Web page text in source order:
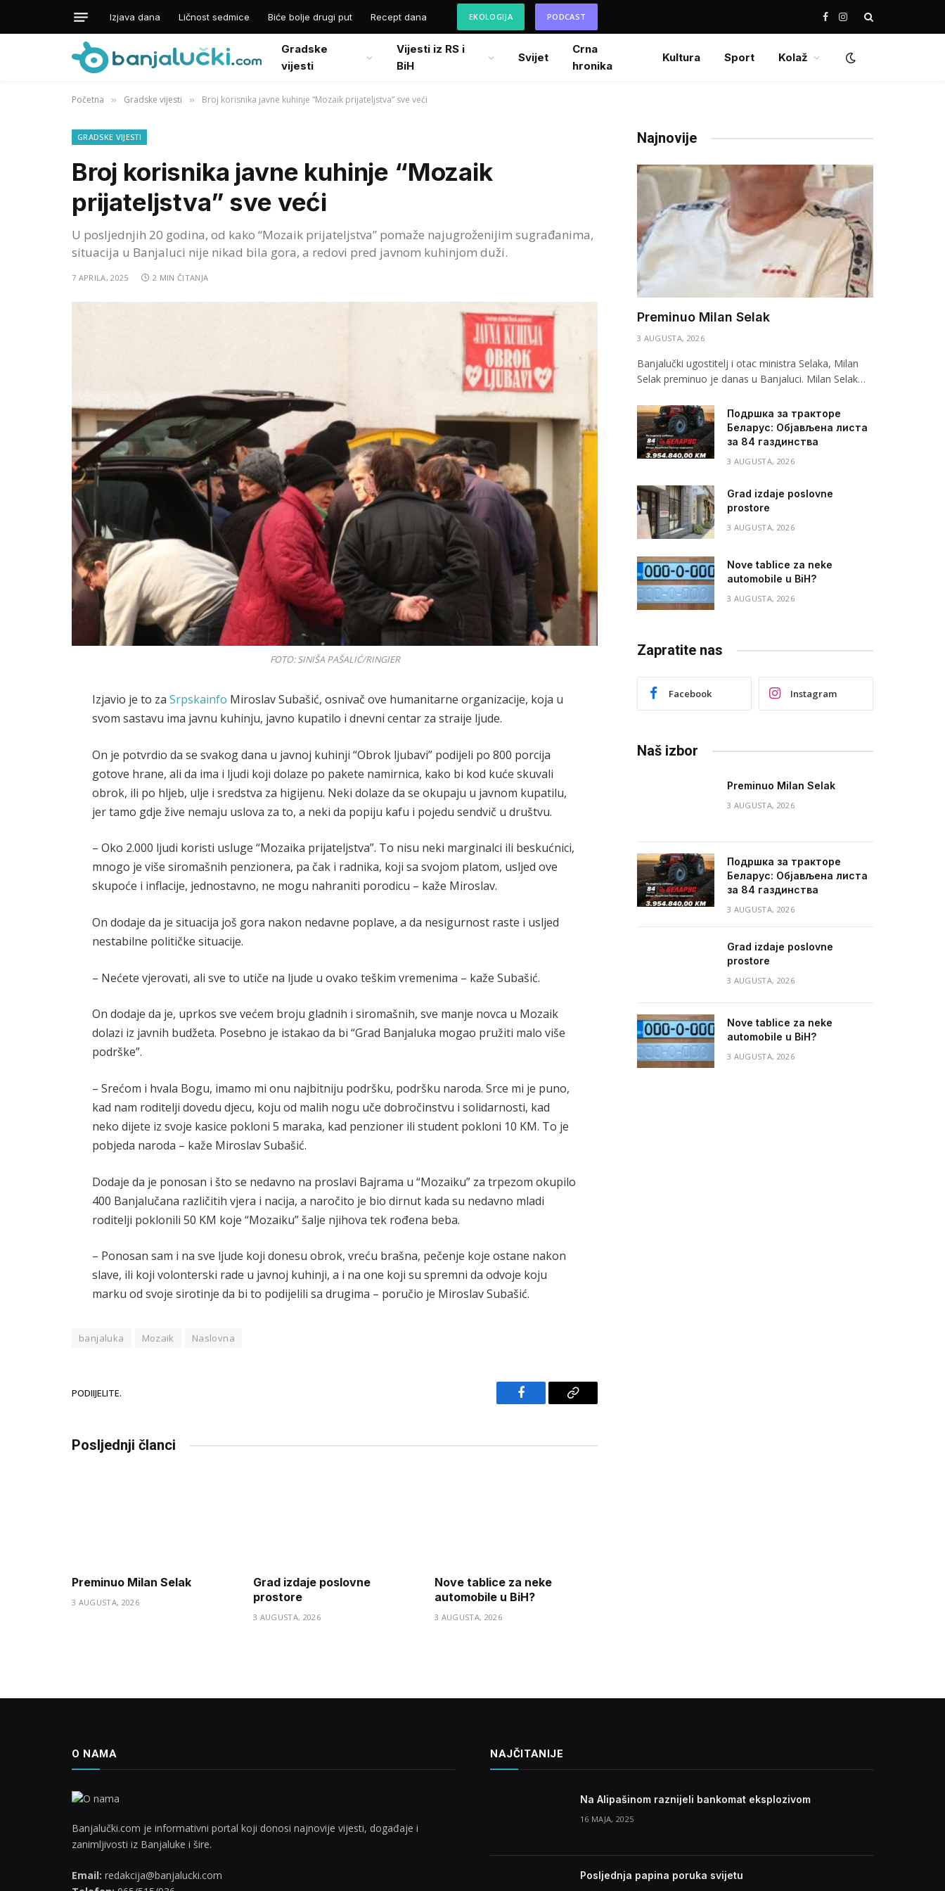
Izjava dana Ličnost sedmice Biće bolje drugi put Recept dana EKOLOGIJA PODCAST Facebook
Instagram
Gradske
vijesti
Vijesti iz RS i
BiH
Svijet
Crna
hronika
Kultura Sport Kolaž
Početna » Gradske vijesti » Broj korisnika javne kuhinje “Mozaik prijateljstva” sve veći
GRADSKE VIJESTI
Broj korisnika javne kuhinje “Mozaik
prijateljstva” sve veći
U posljednjih 20 godina, od kako “Mozaik prijateljstva” pomaže najugroženijim sugrađanima,
situacija u Banjaluci nije nikad bila gora, a redovi pred javnom kuhinjom duži.
7 APRILA, 2025 2 MIN ČITANJA
FOTO: SINIŠA PAŠALIĆ/RINGIER
Izjavio je to zaSrpskainfo Miroslav Subašić, osnivač ove humanitarne organizacije, koja u
svom sastavu ima javnu kuhinju, javno kupatilo i dnevni centar za straije ljude.
On je potvrdio da se svakog dana u javnoj kuhinji “Obrok ljubavi” podijeli po 800 porcija
gotove hrane, ali da ima i ljudi koji dolaze po pakete namirnica, kako bi kod kuće skuvali
obrok, ili po hljeb, ulje i sredstva za higijenu. Neki dolaze da se okupaju u javnom kupatilu,
jer tamo gdje žive nemaju uslova za to, a neki da popiju kafu i pojedu sendvič u društvu.
– Oko 2.000 ljudi koristi usluge “Mozaika prijateljstva”. To nisu neki marginalci ili beskućnici,
mnogo je više siromašnih penzionera, pa čak i radnika, koji sa svojom platom, usljed ove
skupoće i inflacije, jednostavno, ne mogu nahraniti porodicu – kaže Miroslav.
On dodaje da je situacija još gora nakon nedavne poplave, a da nesigurnost raste i usljed
nestabilne političke situacije.
– Nećete vjerovati, ali sve to utiče na ljude u ovako teškim vremenima – kaže Subašić.
On dodaje da je, uprkos sve većem broju gladnih i siromašnih, sve manje novca u Mozaik
dolazi iz javnih budžeta. Posebno je istakao da bi “Grad Banjaluka mogao pružiti malo više
podrške”.
– Srećom i hvala Bogu, imamo mi onu najbitniju podršku, podršku naroda. Srce mi je puno,
kad nam roditelji dovedu djecu, koju od malih nogu uče dobročinstvu i solidarnosti, kad
neko dijete iz svoje kasice pokloni 5 maraka, kad penzioner ili student pokloni 10 KM. To je
pobjeda naroda – kaže Miroslav Subašić.
Dodaje da je ponosan i što se nedavno na proslavi Bajrama u “Mozaiku” za trpezom okupilo
400 Banjalučana različitih vjera i nacija, a naročito je bio dirnut kada su nedavno mladi
roditelji poklonili 50 KM koje “Mozaiku” šalje njihova tek rođena beba.
– Ponosan sam i na sve ljude koji donesu obrok, vreću brašna, pečenje koje ostane nakon
slave, ili koji volonterski rade u javnoj kuhinji, a i na one koji su spremni da odvoje koju
marku od svoje sirotinje da bi to podijelili sa drugima – poručio je Miroslav Subašić.
banjaluka Mozaik Naslovna
PODIIJELITE.
Facebook Copy
Posljednji članci
Preminuo Milan Selak
3 AUGUSTA, 2026
Grad izdaje poslovne
prostore
3 AUGUSTA, 2026
Nove tablice za neke
automobile u BiH?
3 AUGUSTA, 2026
Najnovije
Preminuo Milan Selak
3 AUGUSTA, 2026
Banjalučki ugostitelj i otac ministra Selaka, Milan
Selak preminuo je danas u Banjaluci. Milan Selak…
Подршка за тракторе
Беларус: Објављена листа
за 84 газдинства
3 AUGUSTA, 2026
Grad izdaje poslovne
prostore
3 AUGUSTA, 2026
Nove tablice za neke
automobile u BiH?
3 AUGUSTA, 2026
Zapratite nas
Facebook Instagram
Naš izbor
Preminuo Milan Selak
3 AUGUSTA, 2026
Подршка за тракторе
Беларус: Објављена листа
за 84 газдинства
3 AUGUSTA, 2026
Grad izdaje poslovne
prostore
3 AUGUSTA, 2026
Nove tablice za neke
automobile u BiH?
3 AUGUSTA, 2026
O NAMA
Banjalučki.com je informativni portal koji donosi najnovije vijesti, događaje i
zanimljivosti iz Banjaluke i šire.
Email: redakcija@banjalucki.com
NAJČITANIJE
Na Alipašinom raznijeli bankomat eksplozivom
16 MAJA, 2025
Posljednja papina poruka svijetu